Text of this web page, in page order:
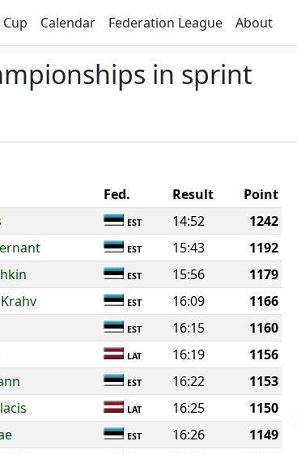
Calendar Federation League About
in sprint
Fed. Result
Point
EST 14:52
1242
EST 15:43
1192
EST 15:56
1179
EST 16:09
1166
EST 16:15
1160
LAT 16:19
1156
EST 16:22
1153
LAT 16:25
1150
EST 16:26
1149